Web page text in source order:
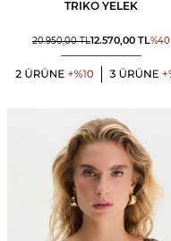
TRIKO YELEK
20.950,00TL12.570,00 TL%40